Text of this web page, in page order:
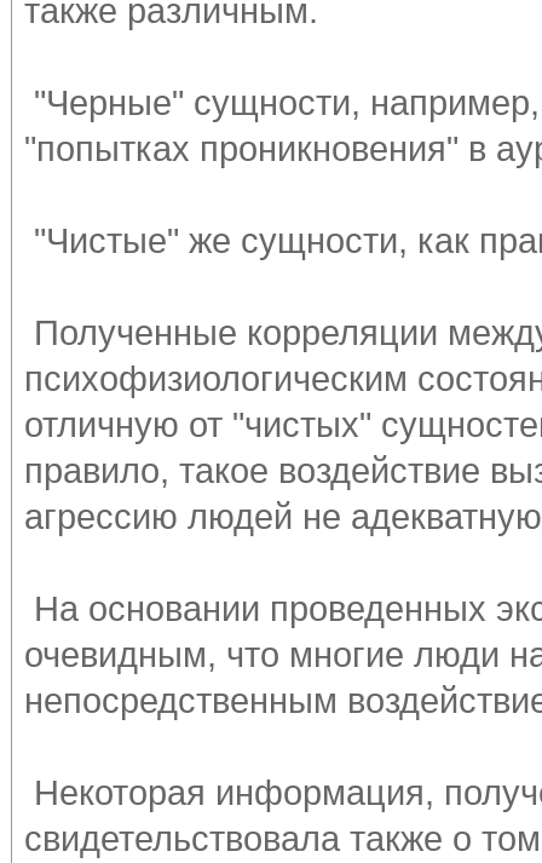
также различным.
"Черные" сущности,
"попытках проникновения" в
"Чистые" же сущности, как
Полученные корреляции
психофизиологическим
отличную от "чистых"
правило, такое воздействие
агрессию людей не
На основании проведенных
очевидным, что многие люди
непосредственным
Некоторая информация,
свидетельствовала также о